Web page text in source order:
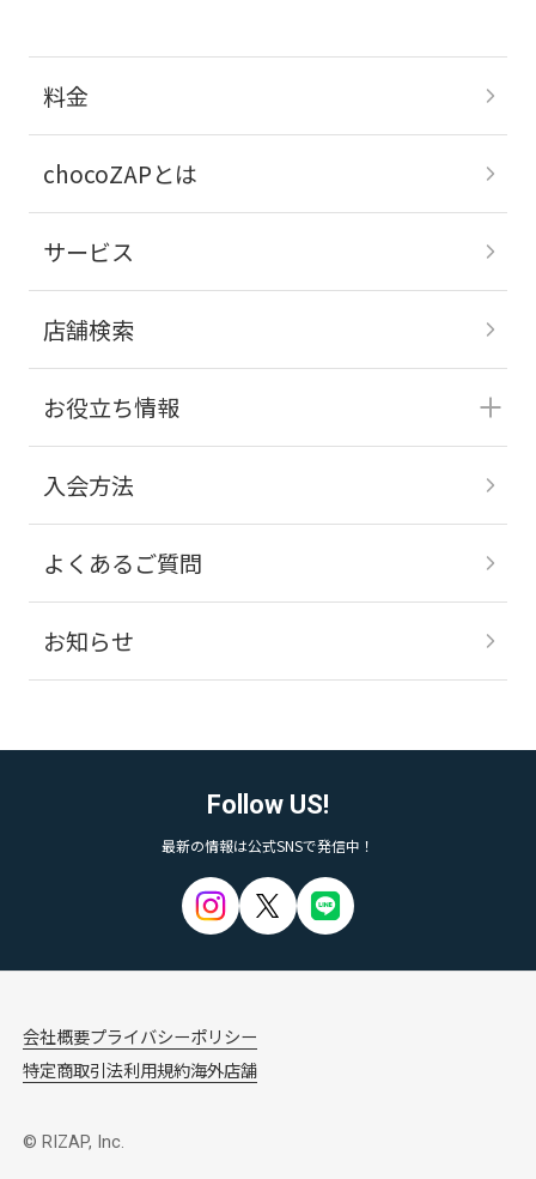
料金
chocoZAPとは
サービス
店舗検索
お役立ち情報
入会方法
よくあるご質問
お知らせ
Follow US!
最新の情報は公式SNSで発信中！
会社概要プライバシーポリシー
特定商取引法利用規約海外店舗
© RIZAP, Inc.